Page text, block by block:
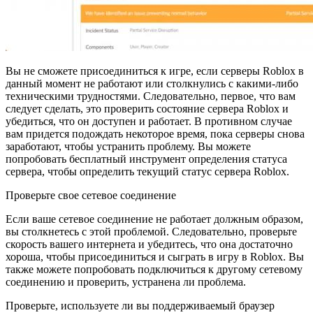
Вы не сможете присоединиться к игре, если серверы Roblox в
данный момент не работают или столкнулись с какими-либо
техническими трудностями. Следовательно, первое, что вам
следует сделать, это проверить состояние сервера Roblox и
убедиться, что он доступен и работает. В противном случае
вам придется подождать некоторое время, пока серверы снова
заработают, чтобы устранить проблему. Вы можете
попробовать бесплатный инструмент определения статуса
сервера, чтобы определить текущий статус сервера Roblox.
Проверьте свое сетевое соединение
Если ваше сетевое соединение не работает должным образом,
вы столкнетесь с этой проблемой. Следовательно, проверьте
скорость вашего интернета и убедитесь, что она достаточно
хороша, чтобы присоединиться и сыграть в игру в Roblox. Вы
также можете попробовать подключиться к другому сетевому
соединению и проверить, устранена ли проблема.
Проверьте, используете ли вы поддерживаемый браузер